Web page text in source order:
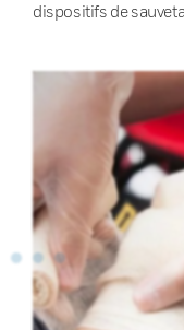
dispositifs de